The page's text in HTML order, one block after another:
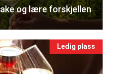
og lære forskjellen
Ledig plass